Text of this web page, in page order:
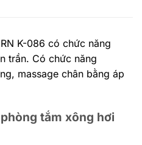
K-086 có chức năng
trần. Có chức năng
massage chân bằng áp
tắm xông hơi